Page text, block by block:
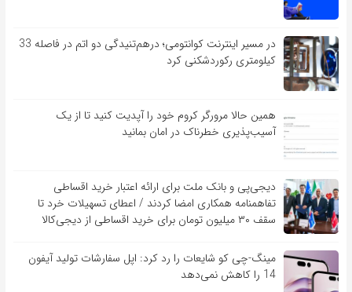
در مسیر اینترنت کوانتومی؛ درهم‌تنیدگی دو اتم در فاصله 33
کیلومتری رکوردشکنی کرد
همین حالا مرورگر کروم خود را آپدیت کنید تا از یک
آسیب‌‌‌‌پذیری خطرناک در امان بمانید
دیجی‌پی و بانک ملت برای ارائه اعتبار خرید اقساطی
تفاهم‎نامه همکاری امضا کردند / اعطای تسهیلات خرد تا
سقف ۳۰ میلیون تومان برای خرید اقساطی از دیجی‌کالا
مینگ-چی کو شایعات را رد کرد: اپل سفارشات تولید آیفون
14 را کاهش نمی‌دهد